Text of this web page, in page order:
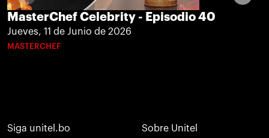
MasterChef Celebrity - Episodio 40
Jueves, 11 de Junio de 2026
MASTERCHEF
Siga unitel.bo Sobre Unitel